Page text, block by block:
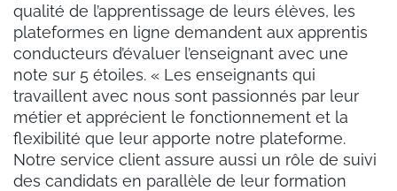
qualité de l’apprentissage de leurs élèves, les
plateformes en ligne demandent aux apprentis
conducteurs d’évaluer l’enseignant avec une
note sur 5 étoiles. « Les enseignants qui
travaillent avec nous sont passionnés par leur
métier et apprécient le fonctionnement et la
flexibilité que leur apporte notre plateforme.
Notre service client assure aussi un rôle de suivi
des candidats en parallèle de leur formation